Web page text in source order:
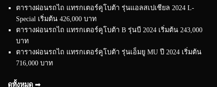
ตารางผ่อนรถไถ แทรกเตอร์คูโบต้า รุ่นแอลสเปเชียล 2024 L-
Special เริ่มต้น 426,000 บาท
ตารางผ่อนรถไถ แทรกเตอร์คูโบต้า B รุ่นบี 2024 เริ่มต้น 243,000
บาท
ตารางผ่อนรถไถ แทรกเตอร์คูโบต้า รุ่นเอ็มยู MU ปี 2024 เริ่มต้น
716,000 บาท
ดูทั้งหมด ➟